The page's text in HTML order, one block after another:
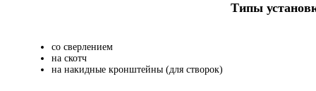
Типы
со сверлением
на скотч
на накидные кронштейны (для створок)